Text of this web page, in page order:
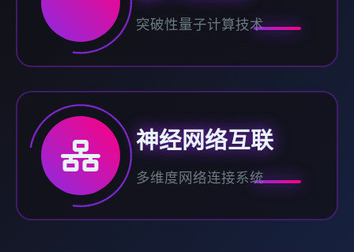
突破性量子计算技术
神经网络互联
多维度网络连接系统